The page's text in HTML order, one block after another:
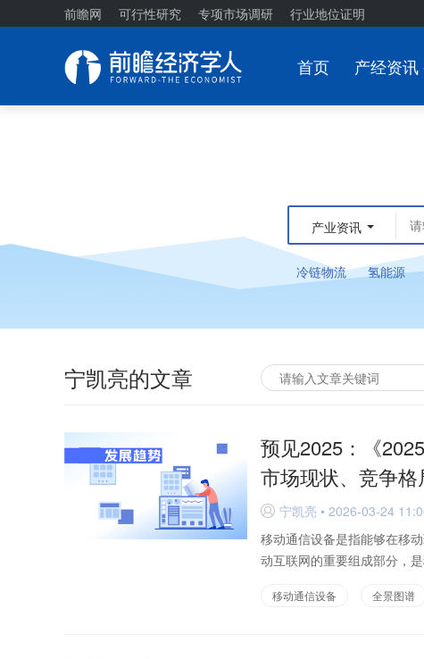
前瞻网 可行性研究 专项市场调研 行业地位证明
首页 产经资讯
产业资讯
冷链物流 氢能源
宁凯亮的文章
预见2025：《
市场现状、竞争格
D 宁凯亮 • 2026-03-24
移动通信设备是指能够在移
动互联网的重要组成部分，
移动通信设备 全景图谱